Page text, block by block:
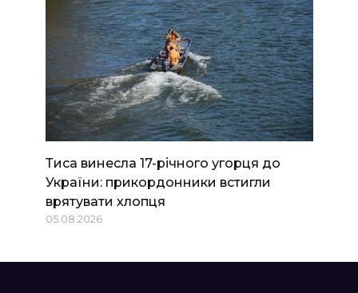
Тиса винесла 17-річного угорця до
України: прикордонники встигли
врятувати хлопця
05.08.2026